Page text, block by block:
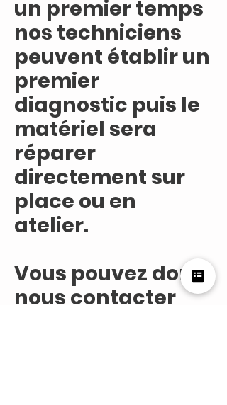
un premier temps
nos techniciens
peuvent établir un
premier
diagnostic puis le
matériel sera
réparer
directement sur
place ou en
atelier.
Vous pouvez donc
nous contacter